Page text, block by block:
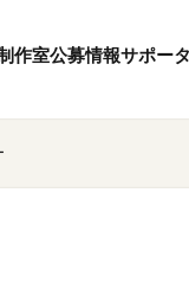
作室公募情報サポー